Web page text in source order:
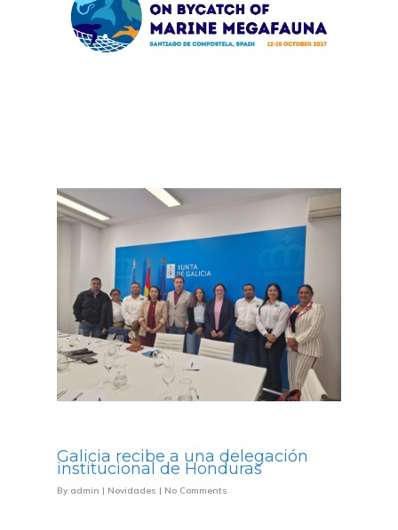
Galicia recibe a una delegación
institucional de Honduras
By admin | Novidades | No Comments